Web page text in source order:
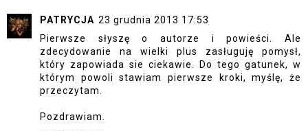
PATRYCJA 23 grudnia 2013 17:53
Pierwsze słyszę o autorze i powieści. Ale
zdecydowanie na wielki plus zasługuję pomysł,
który zapowiada sie ciekawie. Do tego gatunek, w
którym powoli stawiam pierwsze kroki, myślę, że
przeczytam.
Pozdrawiam.